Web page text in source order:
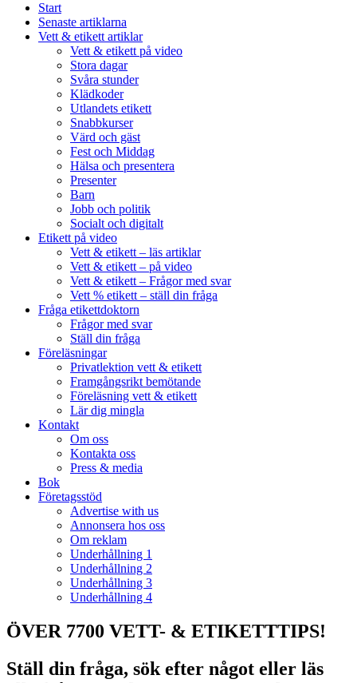
Start
Senaste artiklarna
Vett & etikett artiklar
Vett & etikett på video
Stora dagar
Svåra stunder
Klädkoder
Utlandets etikett
Snabbkurser
Värd och gäst
Fest och Middag
Hälsa och presentera
Presenter
Barn
Jobb och politik
Socialt och digitalt
Etikett på video
Vett & etikett – läs artiklar
Vett & etikett – på video
Vett & etikett – Frågor med svar
Vett % etikett – ställ din fråga
Fråga etikettdoktorn
Frågor med svar
Ställ din fråga
Föreläsningar
Privatlektion vett & etikett
Framgångsrikt bemötande
Föreläsning vett & etikett
Lär dig mingla
Kontakt
Om oss
Kontakta oss
Press & media
Bok
Företagsstöd
Advertise with us
Annonsera hos oss
Om reklam
Underhållning 1
Underhållning 2
Underhållning 3
Underhållning 4
ÖVER 7700 VETT- & ETIKETTTIPS!
Ställ din fråga, sök efter något eller läs